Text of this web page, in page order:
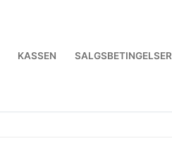
KASSEN SALGSBETINGELSER